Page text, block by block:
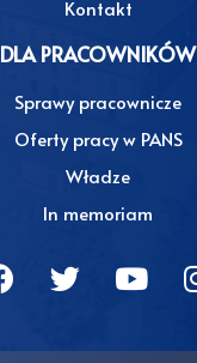
Kontakt
DLA PRACOWNIKÓW
Sprawy pracownicze
Oferty pracy w PANS
Władze
In memoriam